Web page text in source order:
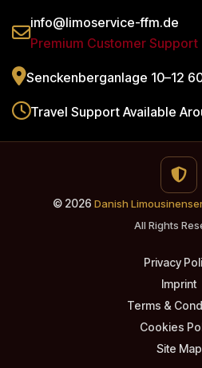
info@limoservice-ffm.de
Premium Customer Support
Senckenberganlage 10–12
Travel Support Available
© 2026 Danish
All Rights
Privacy
Imprint
Terms &
Cookies
Site Map